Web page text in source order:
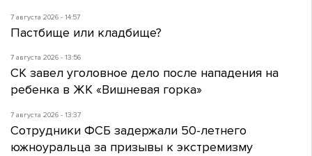
7 августа 2026 - 14:57
Пастбище или кладбище?
7 августа 2026 - 13:56
СК завел уголовное дело после нападения на
ребенка в ЖК «Вишневая горка»
7 августа 2026 - 13:37
Сотрудники ФСБ задержали 50-летнего
южноуральца за призывы к экстремизму